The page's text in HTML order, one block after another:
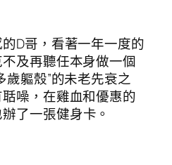
哥，看著一年一度的
及再聽任本身做一個
歲軀殼”的未老先衰之
噪，在雞血和優惠的
了一張健身卡。